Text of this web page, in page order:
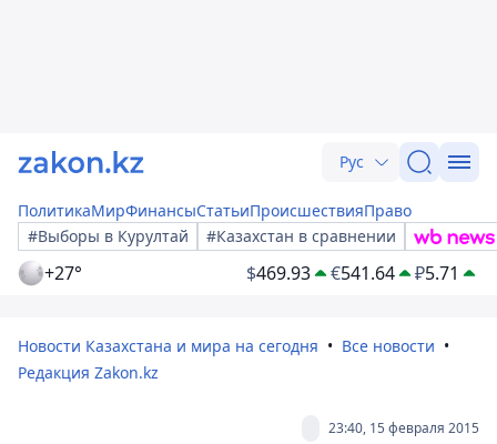
Рус
ПолитикаМирФинансыСтатьиПроисшествияПраво
#Выборы в Курултай
#Казахстан в сравнении
+27° $469.93 €541.64 ₽5.71
Новости Казахстана и мира на сегодня
Все новости
Редакция Zakon.kz
23:40, 15 февраля 2015